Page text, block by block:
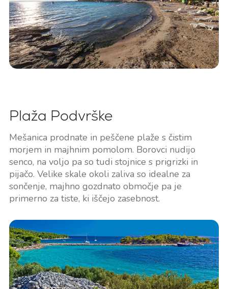
Plaža Podvrške
Mešanica prodnate in peščene plaže s čistim
morjem in majhnim pomolom. Borovci nudijo
senco, na voljo pa so tudi stojnice s prigrizki in
pijačo. Velike skale okoli zaliva so idealne za
sončenje, majhno gozdnato območje pa je
primerno za tiste, ki iščejo zasebnost.